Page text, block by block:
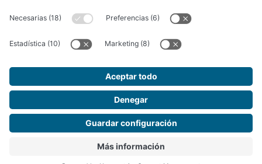
FUNDACIÓN SANTA MARÍA LA REAL DEL PATRIMONIO HISTÓRICO –
Avda. Ronda, 1-3. 34.800 Aguilar de Campoo (Palencia) | 979 125 000 –
tienda@santamarialareal.org
Inscrita desde el 24 de junio de 1994 en el registro de Fundaciones del
Ministerio de Educación, Cultura y Deporte
Fundación Santa María la Real © 2026. Todos los derechos reservados.